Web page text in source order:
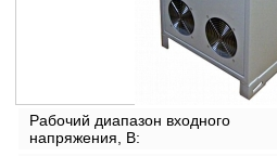
Рабочий диапазон входного
напряжения, В: